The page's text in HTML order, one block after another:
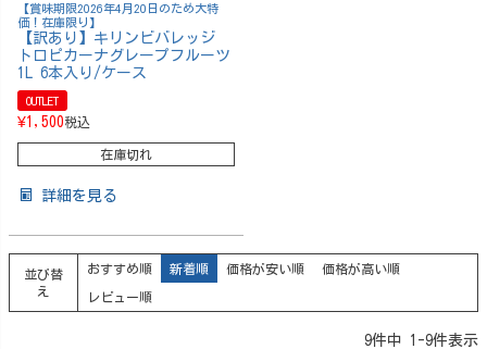
【賞味期限2026年4月20日のため大特
価！在庫限り】
【訳あり】キリンビバレッジ
トロピカーナグレープフルーツ
1L 6本入り/ケース
OUTLET
¥1,500税込
在庫切れ
詳細を見る
並び替
え
おすすめ順 新着順 価格が安い順 価格が高い順
レビュー順
9件中 1 -9件表示